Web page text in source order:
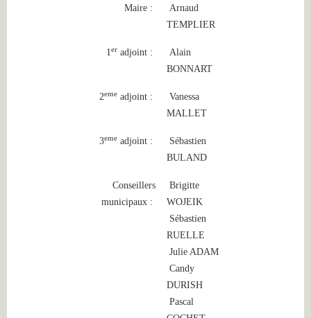
Maire :
Arnaud
TEMPLIER
1 er adjoint :
Alain
BONNART
2eme adjoint :
Vanessa
MALLET
3eme adjoint :
Sébastien
BULAND
Conseillers
municipaux :
Brigitte
WOJEIK
Sébastien
RUELLE
Julie ADAM
Candy
DURISH
Pascal